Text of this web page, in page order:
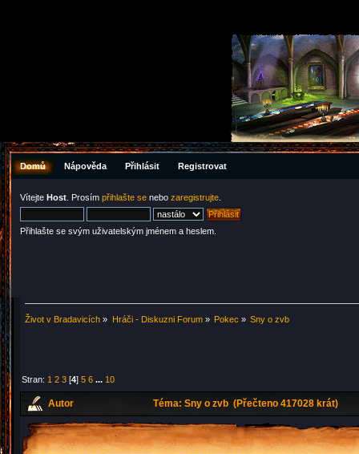
Domů Nápověda Přihlásit Registrovat
Vítejte Host . Prosím přihlašte se nebo zaregistrujte
Přihlašte se svým uživatelským jménem a heslem.
Život v Bradavicích » Hráči - Diskuzni Forum» Pokec » Sny o zvb
Stran: 1 2 3 [4]5 6 ... 10
Autor Téma: Sny o zvb (Přečteno 417028 krát)